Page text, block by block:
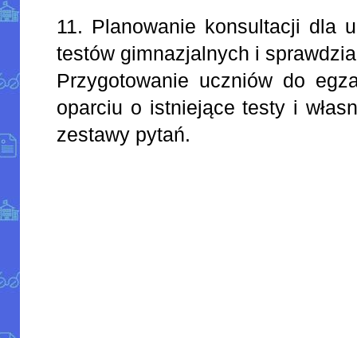
11. Planowanie konsultacji dla
testów gimnazjalnych i
Przygotowanie uczniów do
oparciu o istniejące testy i
zestawy pytań.